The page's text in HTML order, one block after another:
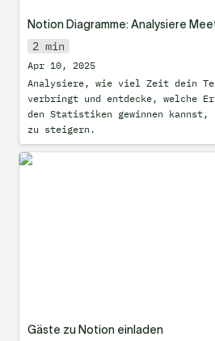
Notion Diagramme: Analysiere
2 min
Apr 10, 2025
Analysiere, wie viel Zeit dein
verbringt und entdecke, welche
den Statistiken gewinnen
zu steigern.
Gäste zu Notion einladen
Gäste zu Notion einladen